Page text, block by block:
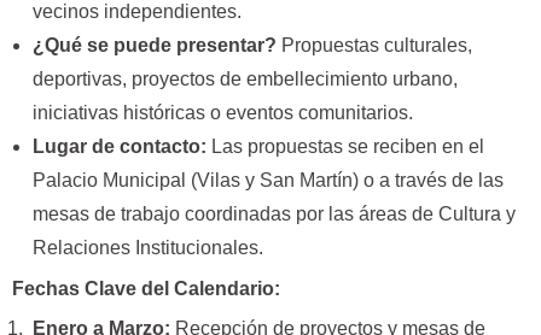
vecinos independientes.
¿Qué se puede presentar? Propuestas culturales,
deportivas, proyectos de embellecimiento urbano,
iniciativas históricas o eventos comunitarios.
Lugar de contacto: Las propuestas se reciben en el
Palacio Municipal (Vilas y San Martín) o a través de las
mesas de trabajo coordinadas por las áreas de Cultura y
Relaciones Institucionales.
Fechas Clave del Calendario:
Enero a Marzo: Recepción de proyectos y mesas de